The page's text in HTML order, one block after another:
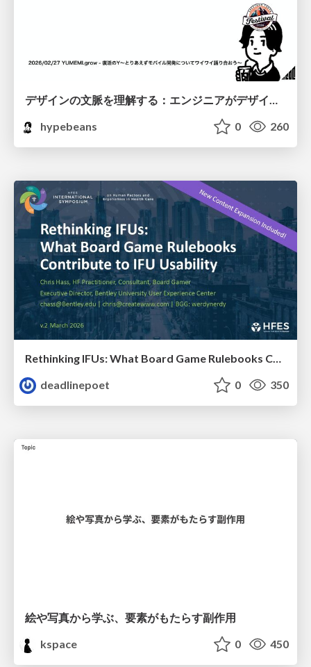
デザインの文脈を理解する：エンジニアがデザインカンファレンスに参加して得た学びと気づき
hypebeans
0 260
Rethinking IFUs: What Board Game Rulebooks Contribute to IFU Usability
deadlinepoet
0 350
絵や写真から学ぶ、要素がもたらす副作用
kspace
0 450